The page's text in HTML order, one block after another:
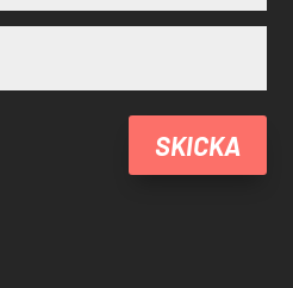
SKICKA